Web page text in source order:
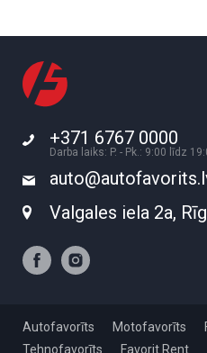
+371 6767 0000
Darba laiks: P. - Pk.: 9:00 līdz
Valgales iela 2a,
Autofavorīts Motofavorīts
Tehnofavorīts
Favorit Rent